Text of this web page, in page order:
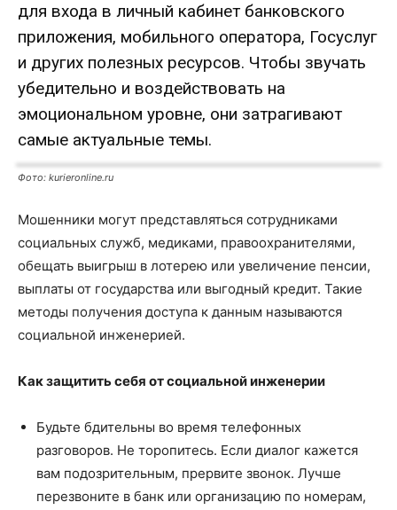
для входа в личный кабинет банковского
приложения, мобильного оператора, Госуслуг
и других полезных ресурсов. Чтобы звучать
убедительно и воздействовать на
эмоциональном уровне, они затрагивают
самые актуальные темы.
Фото: kurieronline.ru
Мошенники могут представляться сотрудниками
социальных служб, медиками, правоохранителями,
обещать выигрыш в лотерею или увеличение пенсии,
выплаты от государства или выгодный кредит. Такие
методы получения доступа к данным называются
социальной инженерией.
Как защитить себя от социальной инженерии
Будьте бдительны во время телефонных
разговоров. Не торопитесь. Если диалог кажется
вам подозрительным, прервите звонок. Лучше
перезвоните в банк или организацию по номерам,